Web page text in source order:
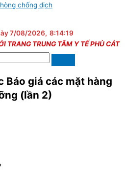
chống dịch
7/08/2026, 8:14:19
TRUNG TÂM Y TẾ PHÙ CÁT
Báo giá các mặt hàng
(lần 2)